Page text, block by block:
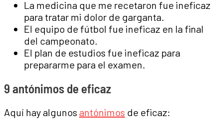
La medicina que me recetaron fue ineficaz
para tratar mi dolor de garganta.
El equipo de fútbol fue ineficaz en la final
del campeonato.
El plan de estudios fue ineficaz para
prepararme para el examen.
9 antónimos de eficaz
Aquí hay algunos antónimos de eficaz: